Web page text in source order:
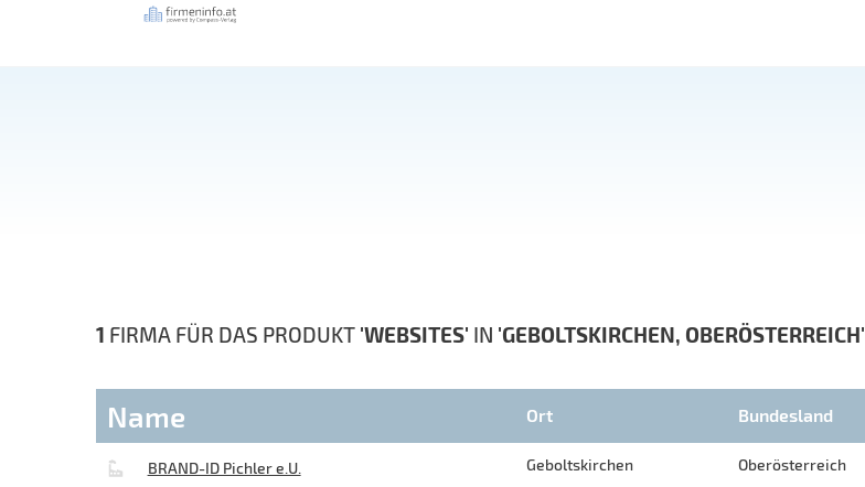
1 FIRMA FÜR DAS PRODUKT 'WEBSITES' IN 'GEBOLTSKIRCHEN, OBERÖSTERREICH'
Name Ort Bundesland
BRAND-ID Pichler e.U. Geboltskirchen Oberösterreich